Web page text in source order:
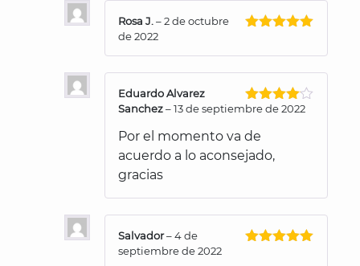
con5de 5
Rosa J.–2 de octubre
de 2022
Valorado
5
Eduardo Alvarez
Sanchez–13 de septiembre de 2022
Por el momento va de
acuerdo a lo aconsejado,
gracias
Salvador–4 de
septiembre de 2022